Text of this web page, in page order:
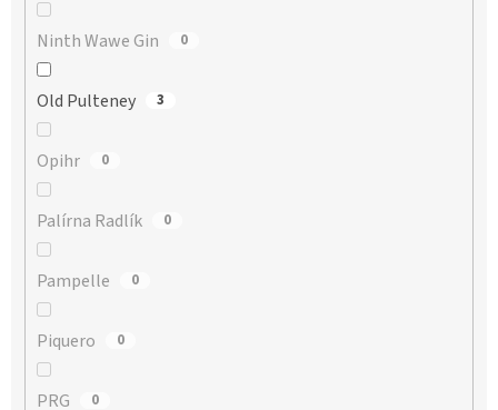
Ninth Wawe Gin 0
Old Pulteney 3
Opihr 0
Palírna Radlík 0
Pampelle 0
Piquero 0
PRG 0